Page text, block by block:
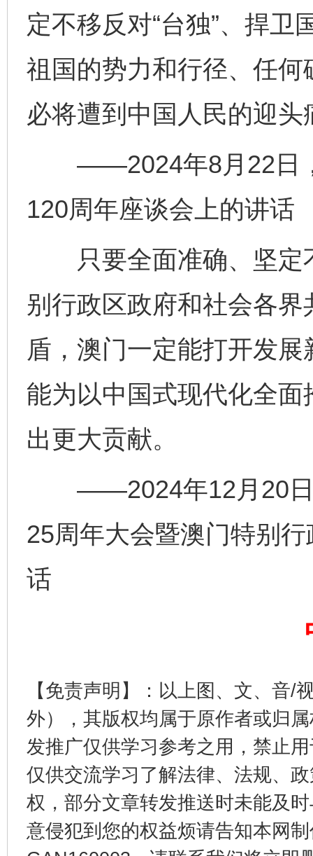
定不移反对“台独”、捍
祖国的势力和行径、任
必将遭到中国人民的迎头
——2024年8月22日，
120周年座谈会上的讲话
只要全面准确、坚定
别行政区政府和社会各
盾，澳门一定能打开发
能为以中国式现代化全
出更大贡献。
——2024年12月20日
25周年大会暨澳门特别
话
【免责声明】：以上图、文、音/
外），其版权均属于原作者或归
发推广仅供学习参考之用，禁止
仅供交流学习了解法律、法规、
权，部分文章转发推送时未能及
意侵犯到您的权益烦请告知本网
东山县通报“牛蛙产品抗生素超标问题” 法